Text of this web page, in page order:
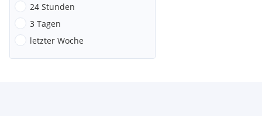
24 Stunden
3 Tagen
letzter Woche